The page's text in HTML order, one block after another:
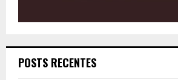
POSTS RECENTES